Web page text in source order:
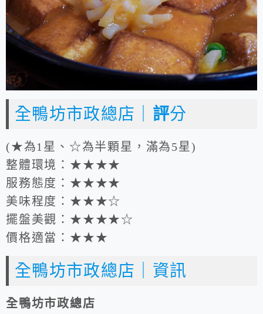
全鴨坊市政總店｜ 評分
(★為1星、☆為半顆星，滿為5星)
整體環境：★★★★
服務態度：★★★★
美味程度：★★★☆
擺盤美觀：★★★★☆
價格適當：★★★
全鴨坊市政總店｜資訊
全鴨坊市政總店